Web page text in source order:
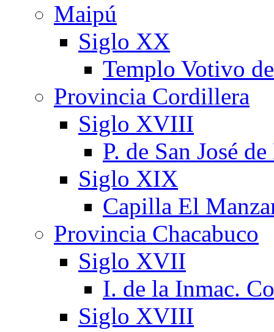
Maipú
Siglo XX
Templo Votivo
Provincia Cordillera
Siglo XVIII
P. de San José
Siglo XIX
Capilla El
Provincia Chacabuco
Siglo XVII
I. de la Inmac.
Siglo XVIII